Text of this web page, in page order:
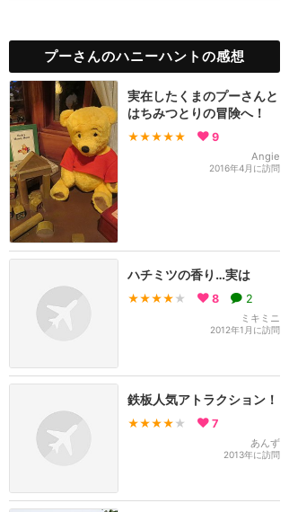
プーさんのハニーハントの感想
実在したくまのプーさんと
はちみつとりの冒険へ！
★★★★★ 9
Angie
2016年4月に訪問
ハチミツの香り…実は
★★★★ ★ 8 2
ミキミニ
2012年1月に訪問
鉄板人気アトラクション！
★★★★ ★ 7
あんず
2013年に訪問